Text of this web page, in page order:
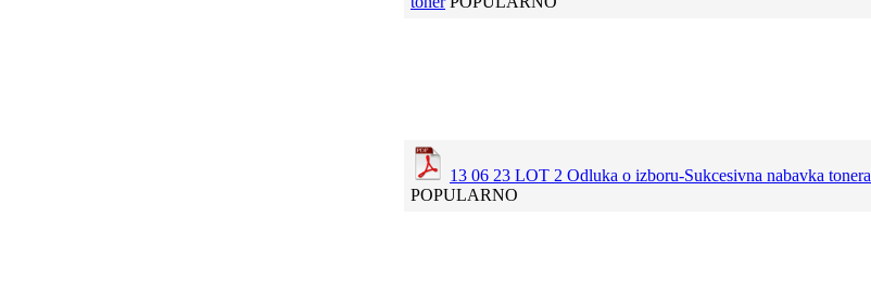
13 06 23 LOT 2 Odluka o izboru-Sukcesivna nabavka tonera
POPULARNO